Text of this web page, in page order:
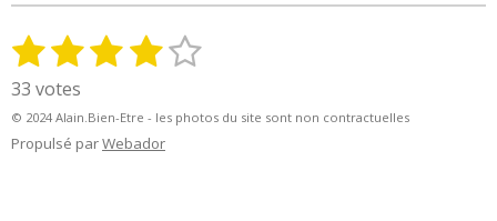
É
v
a
l
u
1
é
t
o
2
é
t
o
3
t
o
4
t
o
5
t
E
o
33 votes
© 2024 Alain.Bien-Etre - les photos du site sont non contractuelles
Propulsé parWebador